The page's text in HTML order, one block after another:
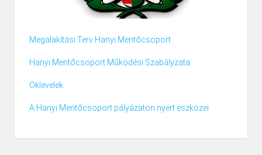
Megalakítási Terv Hanyi Mentőcsoport
Hanyi Mentőcsoport Működési Szabályzata
Oklevelek
A Hanyi Mentőcsoport pályázaton nyert eszközei